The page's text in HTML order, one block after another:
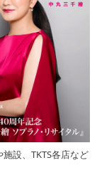
設、TKTS各店など